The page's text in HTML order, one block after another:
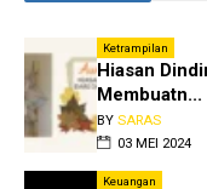
Ketrampilan
Hiasan
Membuatn...
BY SARAS
03 MEI 2024
Keuangan